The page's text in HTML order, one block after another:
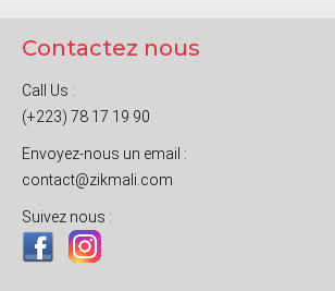
Contactez nous
Call Us :
(+223) 78 17 19 90
Envoyez-nous un email :
contact@zikmali.com
Suivez nous :